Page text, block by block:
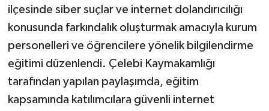
ilçesinde siber suçlar ve internet dolandırıcılığı
konusunda farkındalık oluşturmak amacıyla kurum
personelleri ve öğrencilere yönelik bilgilendirme
eğitimi düzenlendi. Çelebi Kaymakamlığı
tarafından yapılan paylaşımda, eğitim
kapsamında katılımcılara güvenli internet